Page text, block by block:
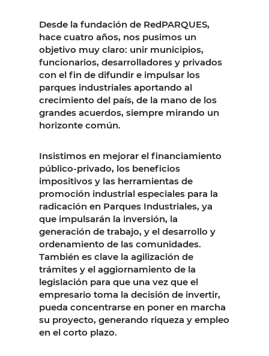
Desde la fundación de RedPARQUES,
hace cuatro años, nos pusimos un
objetivo muy claro: unir municipios,
funcionarios, desarrolladores y privados
con el fin de difundir e impulsar los
parques industriales aportando al
crecimiento del país, de la mano de los
grandes acuerdos, siempre mirando un
horizonte común.
Insistimos en mejorar el financiamiento
público-privado, los beneficios
impositivos y las herramientas de
promoción industrial especiales para la
radicación en Parques Industriales, ya
que impulsarán la inversión, la
generación de trabajo, y el desarrollo y
ordenamiento de las comunidades.
También es clave la agilización de
trámites y el aggiornamiento de la
legislación para que una vez que el
empresario toma la decisión de invertir,
pueda concentrarse en poner en marcha
su proyecto, generando riqueza y empleo
en el corto plazo.